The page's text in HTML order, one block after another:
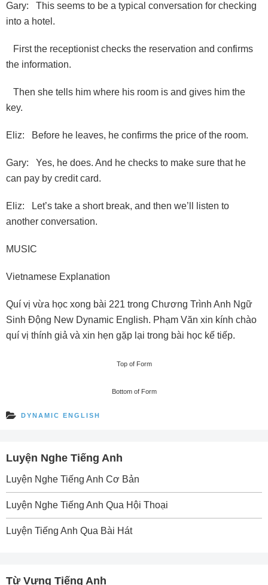
Gary: This seems to be a typical conversation for checking
into a hotel.
First the receptionist checks the reservation and confirms
the information.
Then she tells him where his room is and gives him the
key.
Eliz: Before he leaves, he confirms the price of the room.
Gary: Yes, he does. And he checks to make sure that he
can pay by credit card.
Eliz: Let’s take a short break, and then we’ll listen to
another conversation.
MUSIC
Vietnamese Explanation
Quí vị vừa học xong bài 221 trong Chương Trình Anh Ngữ
Sinh Ðộng New Dynamic English. Phạm Văn xin kính chào
quí vị thính giả và xin hẹn gặp lại trong bài học kế tiếp.
Top of Form
Bottom of Form
DYNAMIC ENGLISH
Luyện Nghe Tiếng Anh
Luyện Nghe Tiếng Anh Cơ Bản
Luyện Nghe Tiếng Anh Qua Hội Thoại
Luyện Tiếng Anh Qua Bài Hát
Từ Vựng Tiếng Anh